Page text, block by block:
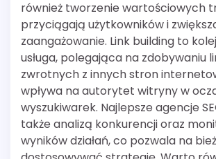
również tworzenie wartościowych
przyciągają użytkowników i
zaangażowanie. Link building to
usługa, polegająca na zdobywaniu
zwrotnych z innych stron
wpływa na autorytet witryny w
wyszukiwarek. Najlepsze agencje
także analizą konkurencji oraz
wyników działań, co pozwala na